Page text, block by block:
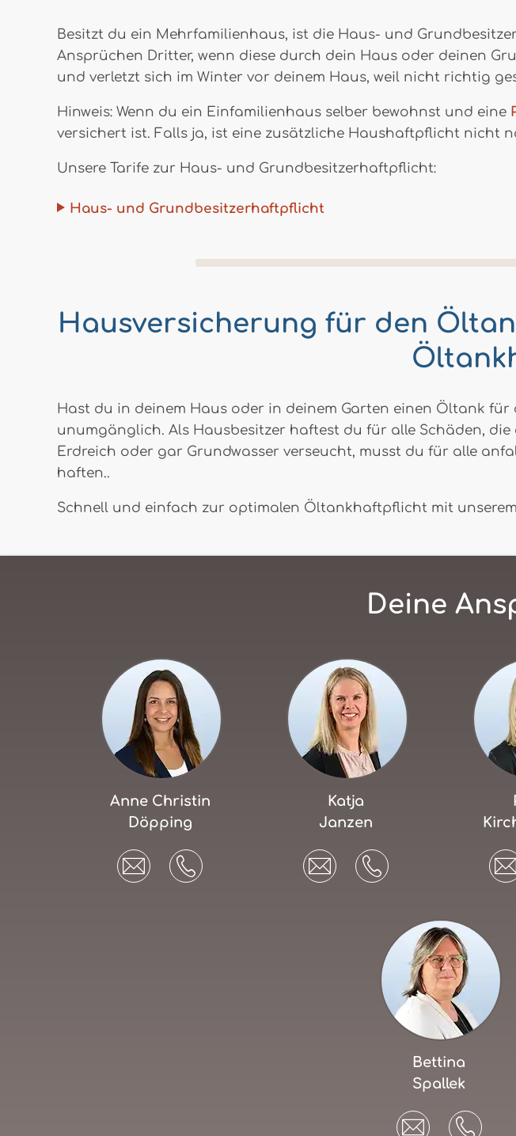
Besitzt du ein Mehrfamilienhaus, ist die Haus- und
Ansprüchen Dritter, wenn diese durch dein Haus oder deinen
und verletzt sich im Winter vor deinem Haus, weil nicht richtig
Hinweis: Wenn du ein Einfamilienhaus selber bewohnst und eine
versichert ist. Falls ja, ist eine zusätzliche Haushaftpflicht nicht
Unsere Tarife zur Haus- und Grundbesitzerhaftpflicht:
Haus- und Grundbesitzerhaftpflicht
Hausversicherung für den
Hast du in deinem Haus oder in deinem Garten einen Öltank
unumgänglich. Als Hausbesitzer haftest du für alle Schäden,
Erdreich oder gar Grundwasser verseucht, musst du für alle
haften..
Schnell und einfach zur optimalen Öltankhaftpflicht mit unserem
Deine
Anne Christin
Döpping
Katja
Janzen
Bettina
Spallek